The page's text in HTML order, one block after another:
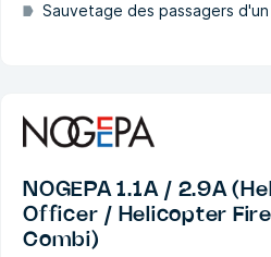
Sauvetage des passagers
NOGEPA 1.1A / 2.9A
Officer / Helicopter
Combi)